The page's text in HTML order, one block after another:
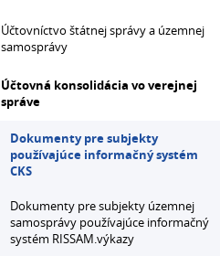
Účtovníctvo štátnej správy a územnej
samosprávy
Účtovná konsolidácia vo verejnej
správe
Dokumenty pre subjekty
používajúce informačný systém
CKS
Dokumenty pre subjekty územnej
samosprávy používajúce informačný
systém RISSAM.výkazy